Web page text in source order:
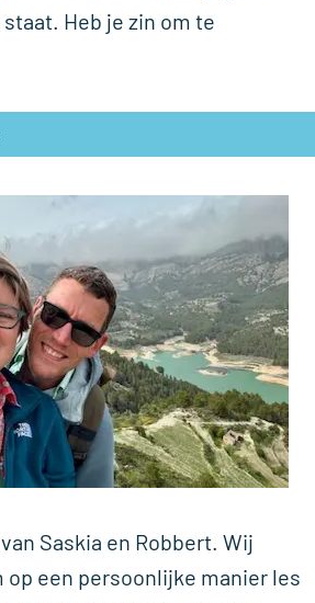
Heb je zin om te
Saskia en Robbert. Wij
op een persoonlijke manier les